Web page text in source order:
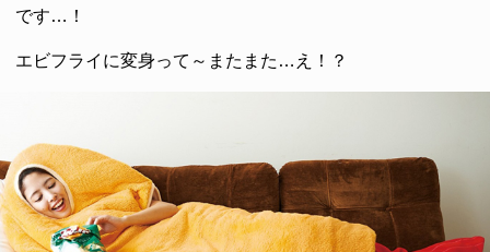
です…！
エビフライに変身って～またまた…え！？